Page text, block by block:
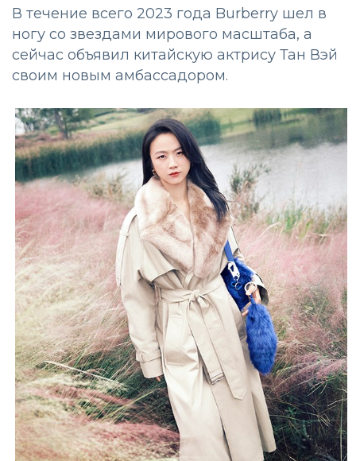
В течение всего 2023 года Burberry шел в
ногу со звездами мирового масштаба, а
сейчас объявил китайскую актрису Тан Вэй
своим новым амбассадором.